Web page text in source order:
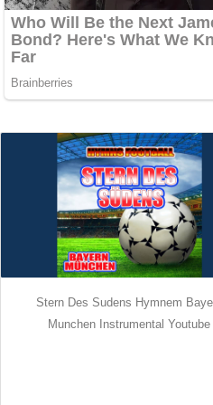
Stern Des Sudens Hymnem
Munchen Instrumental Youtube